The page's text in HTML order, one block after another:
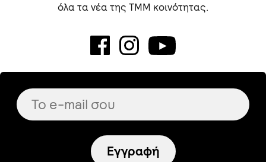
όλα τα νέα της TMM κοινότητας.
Εγγραφή